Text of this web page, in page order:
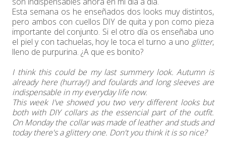
Esta semana os he enseñados dos looks muy distintos,
pero ambos con cuellos DIY de quita y pon como pieza
importante del conjunto. Si el otro día os enseñaba uno
el piel y con tachuelas, hoy le toca el turno a uno glitter,
lleno de purpurina. ¿A que es bonito?
I think this could be my last summery look. Autumn is
already here (hurray!) and foulards and long sleeves are
indispensable in my everyday life now.
This week I've showed you two very different looks but
both with DIY collars as the essencial part of the outfit.
On Monday the collar was made of leather and studs and
today there's a glittery one. Don't you think it is so nice?